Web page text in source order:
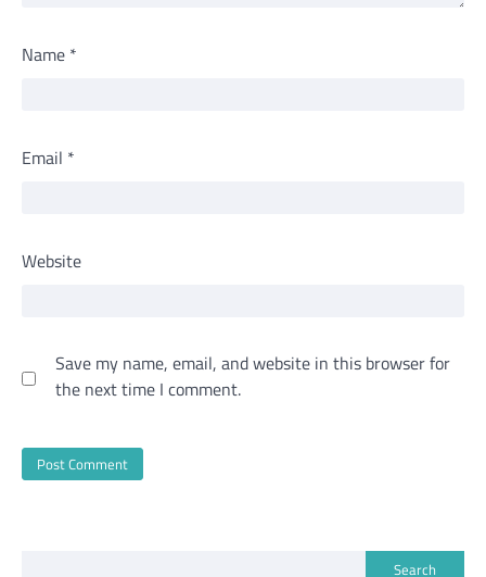
Name *
Email *
Website
Save my name, email, and website in this browser for
the next time I comment.
Search